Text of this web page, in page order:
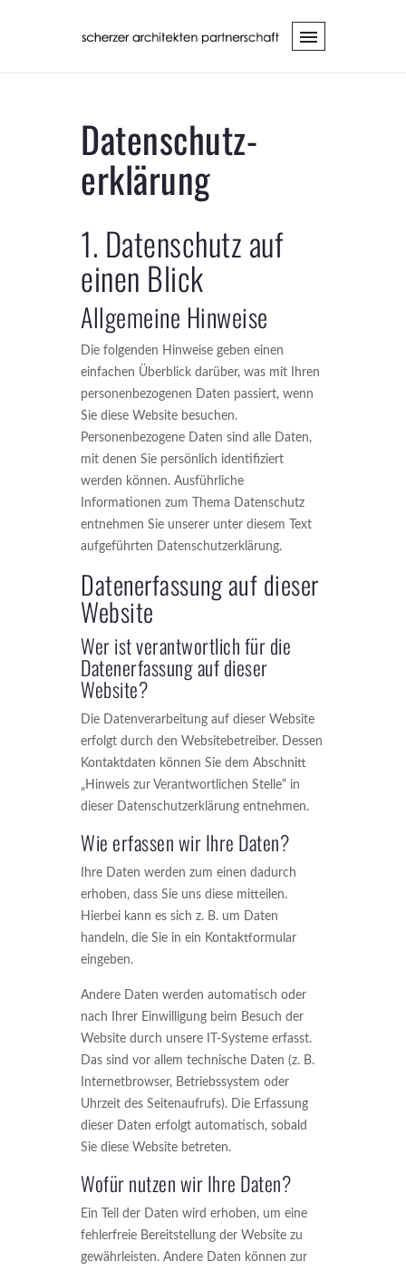
Datenschutz­
erklärung
1. Datenschutz auf
einen Blick
Allgemeine Hinweise
Die folgenden Hinweise geben einen
einfachen Überblick darüber, was mit Ihren
personenbezogenen Daten passiert, wenn
Sie diese Website besuchen.
Personenbezogene Daten sind alle Daten,
mit denen Sie persönlich identifiziert
werden können. Ausführliche
Informationen zum Thema Datenschutz
entnehmen Sie unserer unter diesem Text
aufgeführten Datenschutzerklärung.
Datenerfassung auf dieser
Website
Wer ist verantwortlich für die
Datenerfassung auf dieser
Website?
Die Datenverarbeitung auf dieser Website
erfolgt durch den Websitebetreiber. Dessen
Kontaktdaten können Sie dem Abschnitt
„Hinweis zur Verantwortlichen Stelle“ in
dieser Datenschutzerklärung entnehmen.
Wie erfassen wir Ihre Daten?
Ihre Daten werden zum einen dadurch
erhoben, dass Sie uns diese mitteilen.
Hierbei kann es sich z. B. um Daten
handeln, die Sie in ein Kontaktformular
eingeben.
Andere Daten werden automatisch oder
nach Ihrer Einwilligung beim Besuch der
Website durch unsere IT-Systeme erfasst.
Das sind vor allem technische Daten (z. B.
Internetbrowser, Betriebssystem oder
Uhrzeit des Seitenaufrufs). Die Erfassung
dieser Daten erfolgt automatisch, sobald
Sie diese Website betreten.
Wofür nutzen wir Ihre Daten?
Ein Teil der Daten wird erhoben, um eine
fehlerfreie Bereitstellung der Website zu
gewährleisten. Andere Daten können zur